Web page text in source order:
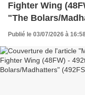
Fighter Wing
"The Bolars/
Operation Epic
Publié le 03/07/2026 à